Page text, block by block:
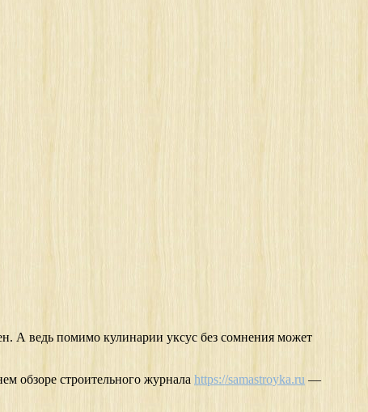
А ведь помимо кулинарии уксус без сомнения может
обзоре строительного журнала https://samastroyka.ru —